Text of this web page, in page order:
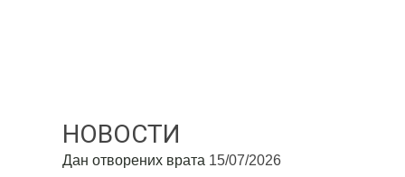
НОВОСТИ
Дан отворених врата 15/07/2026